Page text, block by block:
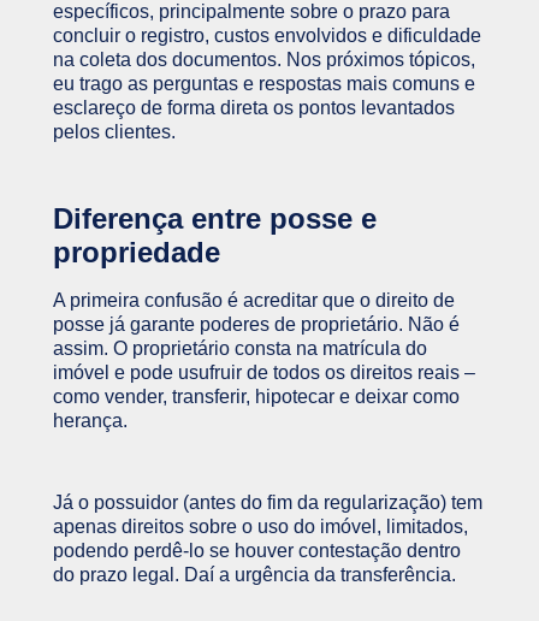
específicos, principalmente sobre o prazo para
concluir o registro, custos envolvidos e dificuldade
na coleta dos documentos. Nos próximos tópicos,
eu trago as perguntas e respostas mais comuns e
esclareço de forma direta os pontos levantados
pelos clientes.
Diferença entre posse e
propriedade
A primeira confusão é acreditar que o direito de
posse já garante poderes de proprietário. Não é
assim. O proprietário consta na matrícula do
imóvel e pode usufruir de todos os direitos reais –
como vender, transferir, hipotecar e deixar como
herança.
Já o possuidor (antes do fim da regularização) tem
apenas direitos sobre o uso do imóvel, limitados,
podendo perdê-lo se houver contestação dentro
do prazo legal. Daí a urgência da transferência.